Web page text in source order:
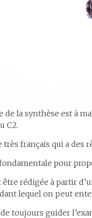
de la synthèse est à
C2.
très français qui a des
pour
rédigée à partir
lequel on peut
toujours guider